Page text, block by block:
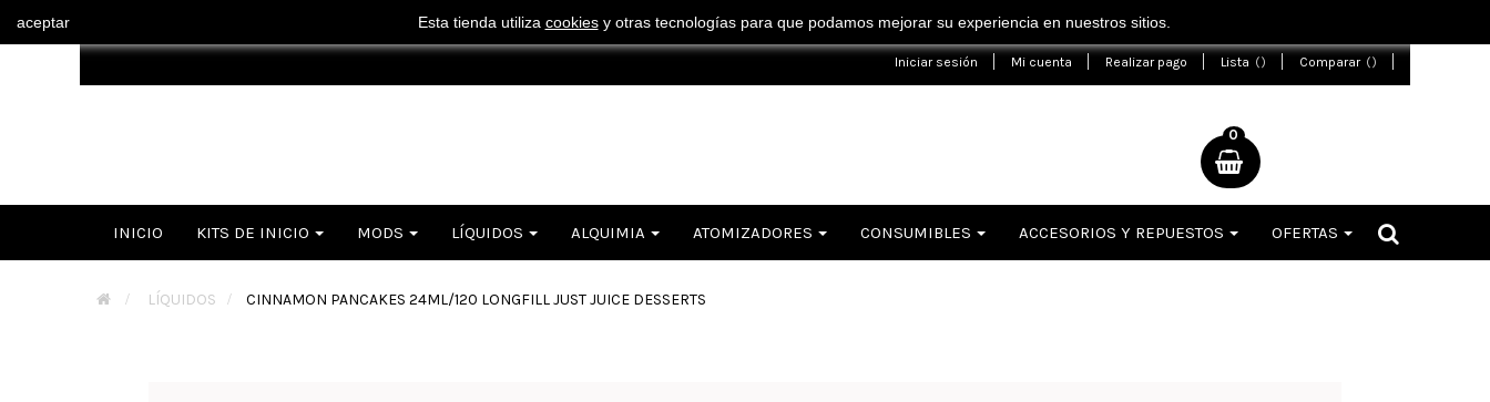
¡ Consigue tu envío gratuito por compras superiores a 50€ !
Iniciar sesión Mi cuenta Realizar pago Lista Comparar
0
INICIO KITS DE INICIO MODS LÍQUIDOS ALQUIMIA ATOMIZADORES CONSUMIBLES ACCESORIOS Y REPUESTOS OFERTAS
> LÍQUIDOS > CINNAMON PANCAKES 24ML/120 LONGFILL JUST JUICE DESSERTS
aceptar Esta tienda utiliza cookiesy otras tecnologías para que podamos mejorar su experiencia en nuestros sitios.